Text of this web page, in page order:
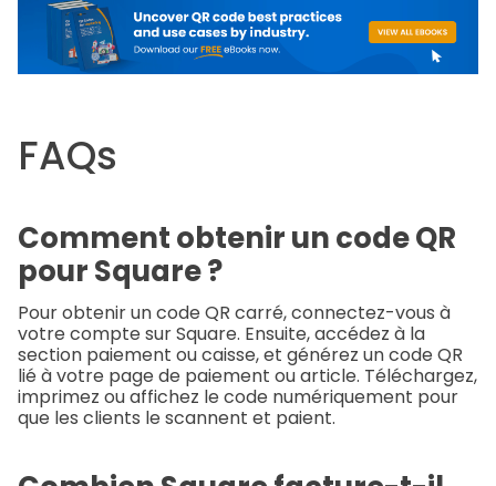
FAQs
Comment obtenir un code QR
pour Square ?
Pour obtenir un code QR carré, connectez-vous à
votre compte sur Square. Ensuite, accédez à la
section paiement ou caisse, et générez un code QR
lié à votre page de paiement ou article. Téléchargez,
imprimez ou affichez le code numériquement pour
que les clients le scannent et paient.